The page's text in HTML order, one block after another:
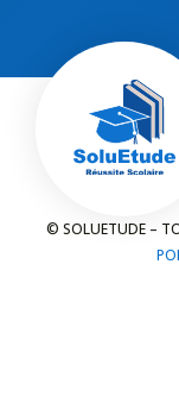
© SOLUETUDE –